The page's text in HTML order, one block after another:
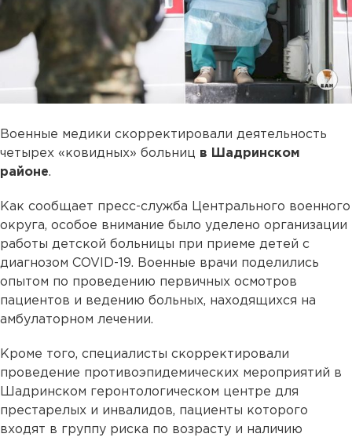
Военные медики скорректировали деятельность
четырех «ковидных» больниц в Шадринском
районе.
Как сообщает пресс-служба Центрального военного
округа, особое внимание было уделено организации
работы детской больницы при приеме детей с
диагнозом COVID-19. Военные врачи поделились
опытом по проведению первичных осмотров
пациентов и ведению больных, находящихся на
амбулаторном лечении.
Кроме того, специалисты скорректировали
проведение противоэпидемических мероприятий в
Шадринском геронтологическом центре для
престарелых и инвалидов, пациенты которого
входят в группу риска по возрасту и наличию